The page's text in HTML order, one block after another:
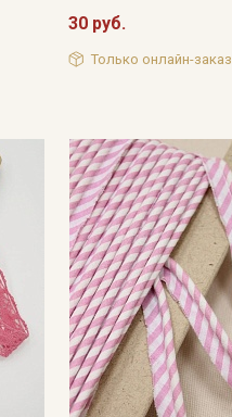
30 руб.
Только онлайн-заказ